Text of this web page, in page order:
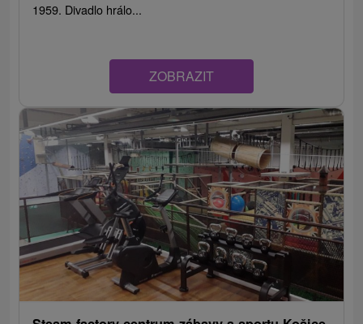
1959. Divadlo hrálo...
ZOBRAZIT